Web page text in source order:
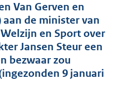
d
s
g
r
o
t
Van Gerven en
aan de minister van
en Sport over
Jansen Steur een
bezwaar zou
9 januari